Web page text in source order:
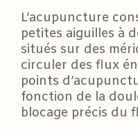
L’acupuncture
petites aiguilles à
situés sur des
circuler des flux
points
fonction de la
blocage précis du